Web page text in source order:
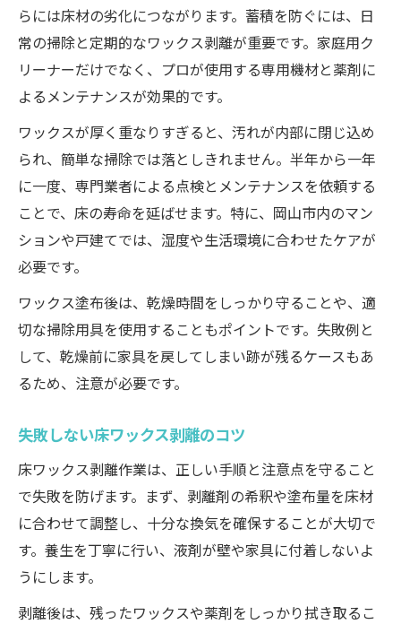
らには床材の劣化につながります。蓄積を防ぐには、日
常の掃除と定期的なワックス剥離が重要です。家庭用ク
リーナーだけでなく、プロが使用する専用機材と薬剤に
よるメンテナンスが効果的です。
ワックスが厚く重なりすぎると、汚れが内部に閉じ込め
られ、簡単な掃除では落としきれません。半年から一年
に一度、専門業者による点検とメンテナンスを依頼する
ことで、床の寿命を延ばせます。特に、岡山市内のマン
ションや戸建てでは、湿度や生活環境に合わせたケアが
必要です。
ワックス塗布後は、乾燥時間をしっかり守ることや、適
切な掃除用具を使用することもポイントです。失敗例と
して、乾燥前に家具を戻してしまい跡が残るケースもあ
るため、注意が必要です。
失敗しない床ワックス剥離のコツ
床ワックス剥離作業は、正しい手順と注意点を守ること
で失敗を防げます。まず、剥離剤の希釈や塗布量を床材
に合わせて調整し、十分な換気を確保することが大切で
す。養生を丁寧に行い、液剤が壁や家具に付着しないよ
うにします。
剥離後は、残ったワックスや薬剤をしっかり拭き取るこ